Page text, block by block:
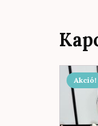
Akció!